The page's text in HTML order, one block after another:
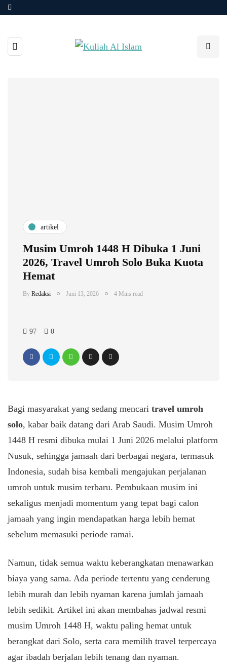
artikel
Musim Umroh 1448 H Dibuka 1 Juni
2026, Travel Umroh Solo Buka Kuota
Hemat
By Redaksi Juni 13, 2026 4 Mins read
97 0
Bagi masyarakat yang sedang mencari travel umroh
solo, kabar baik datang dari Arab Saudi. Musim Umroh
1448 H resmi dibuka mulai 1 Juni 2026 melalui platform
Nusuk, sehingga jamaah dari berbagai negara, termasuk
Indonesia, sudah bisa kembali mengajukan perjalanan
umroh untuk musim terbaru. Pembukaan musim ini
sekaligus menjadi momentum yang tepat bagi calon
jamaah yang ingin mendapatkan harga lebih hemat
sebelum memasuki periode ramai.
Namun, tidak semua waktu keberangkatan menawarkan
biaya yang sama. Ada periode tertentu yang cenderung
lebih murah dan lebih nyaman karena jumlah jamaah
lebih sedikit. Artikel ini akan membahas jadwal resmi
musim Umroh 1448 H, waktu paling hemat untuk
berangkat dari Solo, serta cara memilih travel terpercaya
agar ibadah berjalan lebih tenang dan nyaman.